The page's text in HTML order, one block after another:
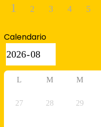
1 2 3 4 5
Calendario
L M M
27 28 29